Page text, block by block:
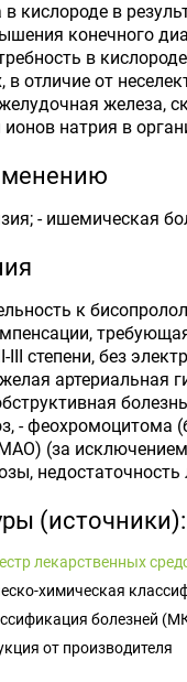
кислороде в
конечного
в
в отличие от
железа,
натрия в
- ишемическая
к
III степени, без
артериальная
- феохромоцитома
(за исключением
(источники):
лекарственных
химическая
болезней
от производителя